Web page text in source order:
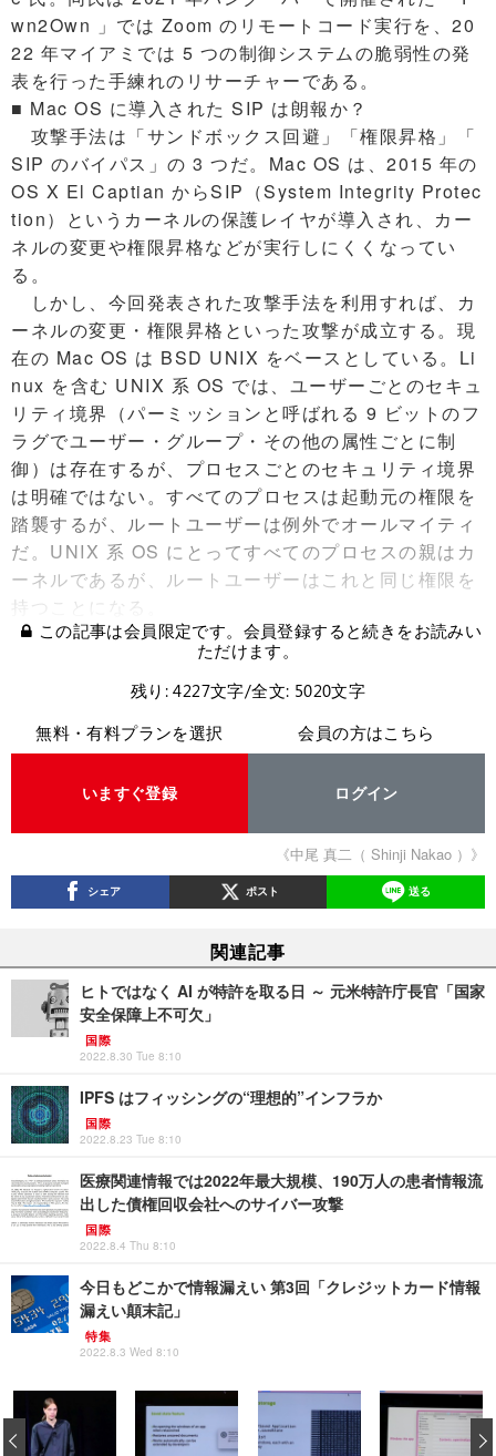
wn2Own 」では Zoom のリモートコード実行を、20
22 年マイアミでは 5 つの制御システムの脆弱性の発
表を行った手練れのリサーチャーである。
■ Mac OS に導入された SIP は朗報か？
攻撃手法は「サンドボックス回避」「権限昇格」「
SIP のバイパス」の 3 つだ。Mac OS は、2015 年の
OS X El Captian からSIP（System Integrity Protec
tion）というカーネルの保護レイヤが導入され、カー
ネルの変更や権限昇格などが実行しにくくなってい
る。
しかし、今回発表された攻撃手法を利用すれば、カ
ーネルの変更・権限昇格といった攻撃が成立する。現
在の Mac OS は BSD UNIX をベースとしている。Li
nux を含む UNIX 系 OS では、ユーザーごとのセキュ
リティ境界（パーミッションと呼ばれる 9 ビットのフ
ラグでユーザー・グループ・その他の属性ごとに制
御）は存在するが、プロセスごとのセキュリティ境界
は明確ではない。すべてのプロセスは起動元の権限を
踏襲するが、ルートユーザーは例外でオールマイティ
だ。UNIX 系 OS にとってすべてのプロセスの親はカ
ーネルであるが、ルートユーザーはこれと同じ権限を
持つことになる。
この記事は会員限定です。会員登録すると続きをお読みい
ただけます。
残り: 4227文字/全文: 5020文字
無料・有料プランを選択
いますぐ登録
会員の方はこちら
ログイン
《中尾 真二（ Shinji Nakao ）》
シェア ポスト 送る
関連記事
ヒトではなく AI が特許を取る日 ～ 元米特許庁長官「国家
安全保障上不可欠」
国際
2022.8.30 Tue 8:10
IPFS はフィッシングの“理想的”インフラか
国際
2022.8.23 Tue 8:10
医療関連情報では2022年最大規模、190万人の患者情報流
出した債権回収会社へのサイバー攻撃
国際
2022.8.4 Thu 8:10
今日もどこかで情報漏えい 第3回「クレジットカード情報
漏えい顛末記」
特集
2022.8.3 Wed 8:10
‹